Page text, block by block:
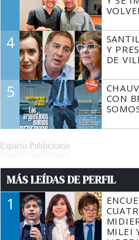
4
Y
DE
5
CON
Espacio Publicitario
MÁS LEÍDAS DE PERFIL
1
MILEI